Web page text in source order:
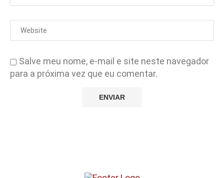
Salve meu nome, e-mail e site neste navegador
para a próxima vez que eu comentar.